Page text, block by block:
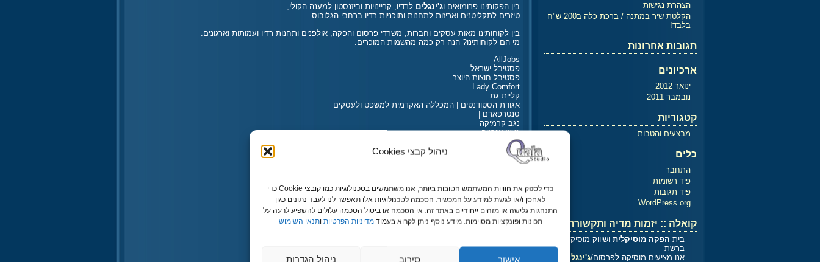
ניהול קבצי Cookies
כדי לספק את חוויות המשתמש הטובות ביותר, אנו משתמשים בטכנולוגיות כמו קובצי Cookie כדי
לאחסן ו/או לגשת למידע על המכשיר. הסכמה לטכנולוגיות אלו תאפשר לנו לעבד נתונים כגון
התנהגות גלישה או מזהים ייחודיים באתר זה. אי הסכמה או ביטול הסכמה עלולים להשפיע לרעה על
תכונות ופונקציות מסוימות. מידע נוסף ניתן לקרוא בעמודמדיניות הפרטיות ותנאי השימוש
אישור סירוב ניהול הגדרות
בין הפקותינו פרומואים וג'ינגלים לרדיו, קריינויות וביזנסטון למענה הקולי,
טיזרים לתקליטנים ואריזות לתחנות ותוכניות רדיו ברחבי הגלובוס.
בין לקוחותינו מאות עסקים וחברות, משרדי פרסום והפקה, אולפנים ותחנות רדיו ועמותות וארגונים.
מי הם לקוחותינו? הנה רק כמה מהשמות המוכרים:
AllJobs
פסטיבל ישראל
פסטיבל חוצות היוצר
Lady Comfort
קליית גת
אגודת הסטודנטים | המכללה האקדמית למשפט ולעסקים
סנטרפארם |
נגב קרמיקה
געש אנרגיה
K2 | המטבח האסיאתי
חיים זקן | בניין והשקעות
Party DJs
חצר המלכה | גן אירועים
חסדי נעמי | עמותה
נדיר
Dream Spa
Sun Design | רשת מותגי משקפיים
רדיו ירושלים
הצהרת נגישות
הקלטת שיר במתנה / ברכת כלה ב200 ש"ח
בלבד!
תגובות אחרונות
ארכיונים
ינואר 2012
נובמבר 2011
קטגוריות
מבצעים והטבות
כלים
התחבר
פיד רשומות
פיד תגובות
WordPress.org
קואלה :: יזמות מדיה ותקשורת
בית הפקה מוסיקלית ושיווק מוסיקלי
ברשת
אנו מציעים מוסיקה לפרסום/ג'ינגלים